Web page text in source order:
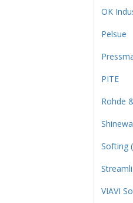
OK
Pelsue
PITE
Rohde
Softing
VIAVI